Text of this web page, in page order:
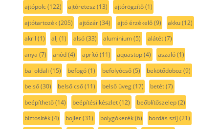
ajtópolc(122) ajtóretesz (13) ajtórögzítő(1)
ajtótartozék(205) ajtózár(34) ajtó érzékelő(9) akku(12)
akril (1) alj (1) alsó(33) aluminium(5) alátét(7)
anya (7) anód(4) aprító(11) aquastop(4) aszaló(1)
bal oldali (15) befogó(1) befolyócső(5) bekötődoboz (9)
belső(30) belső cső(11) belső üveg(17) betét(7)
beépíthető(14) beépítési készlet(12) beőblítőszelep(2)
biztosíték(4) bojler(31) bolygókerék(6) bordás szíj (21)